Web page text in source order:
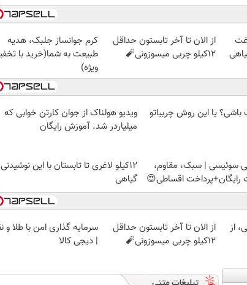
از الان تا آخر تابستون حداقل
12کیلو چربی میسوزونی🧨
کرم جوانساز جلبک، هدیه
طبیعت به شما(خرید با
ویژه)
یا این روش چربیاتو
ویدیو هولناک از جوان کارتن خوابی که
میلیاردر شد. آموزش رایگان
سوئیسی | سبک، مقاوم،
رایگان+پرداخت اقساطی😍
12کیلو لاغری تا تابستان با این نوشیدنی
گیاهی
از
از الان تا آخر تابستون حداقل
12کیلو چربی میسوزونی🧨
سرمایه گذاری امن با طلا و
| دیجی کالا